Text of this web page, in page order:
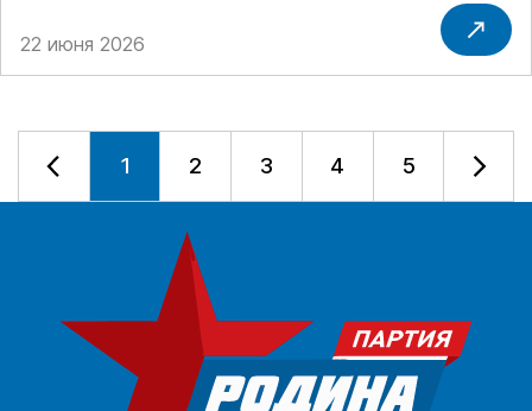
22 июня 2026
1 2 3 4 5